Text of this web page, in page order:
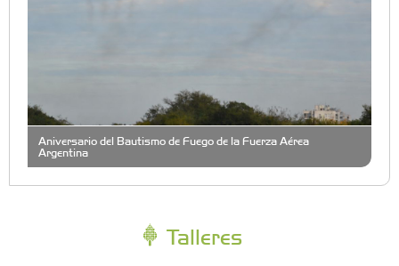
Aniversario del Bautismo de Fuego de la Fuerza Aérea
Argentina
Talleres